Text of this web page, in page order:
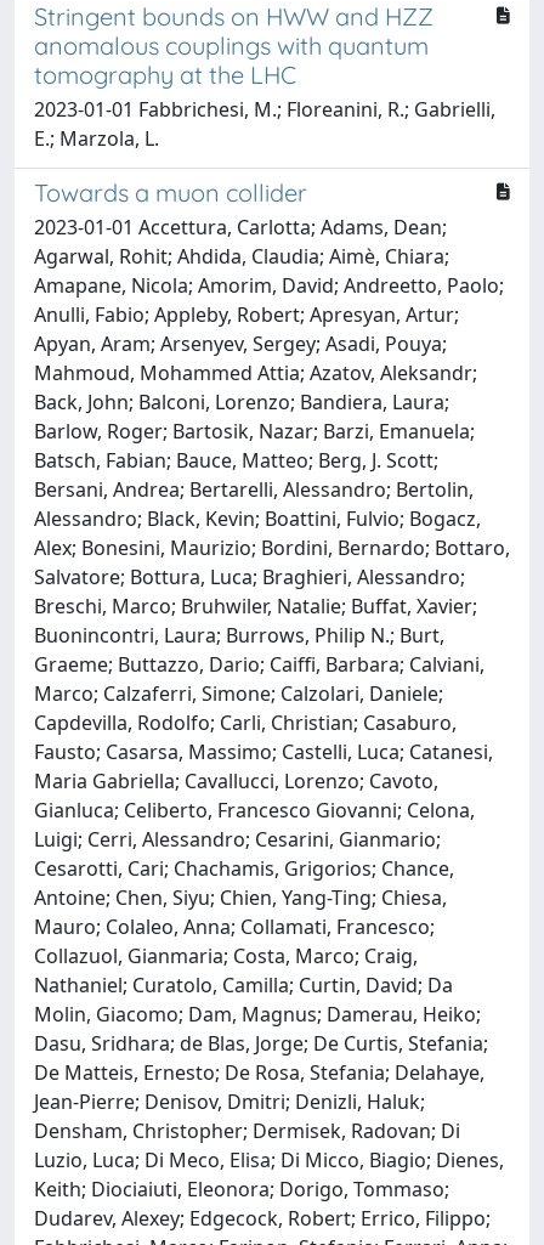
Stringent bounds on HWW and HZZ
anomalous couplings with quantum
tomography at the LHC
2023-01-01 Fabbrichesi, M.; Floreanini, R.; Gabrielli,
E.; Marzola, L.
Towards a muon collider
2023-01-01 Accettura, Carlotta; Adams, Dean;
Agarwal, Rohit; Ahdida, Claudia; Aimè, Chiara;
Amapane, Nicola; Amorim, David; Andreetto, Paolo;
Anulli, Fabio; Appleby, Robert; Apresyan, Artur;
Apyan, Aram; Arsenyev, Sergey; Asadi, Pouya;
Mahmoud, Mohammed Attia; Azatov, Aleksandr;
Back, John; Balconi, Lorenzo; Bandiera, Laura;
Barlow, Roger; Bartosik, Nazar; Barzi, Emanuela;
Batsch, Fabian; Bauce, Matteo; Berg, J. Scott;
Bersani, Andrea; Bertarelli, Alessandro; Bertolin,
Alessandro; Black, Kevin; Boattini, Fulvio; Bogacz,
Alex; Bonesini, Maurizio; Bordini, Bernardo; Bottaro,
Salvatore; Bottura, Luca; Braghieri, Alessandro;
Breschi, Marco; Bruhwiler, Natalie; Buffat, Xavier;
Buonincontri, Laura; Burrows, Philip N.; Burt,
Graeme; Buttazzo, Dario; Caiffi, Barbara; Calviani,
Marco; Calzaferri, Simone; Calzolari, Daniele;
Capdevilla, Rodolfo; Carli, Christian; Casaburo,
Fausto; Casarsa, Massimo; Castelli, Luca; Catanesi,
Maria Gabriella; Cavallucci, Lorenzo; Cavoto,
Gianluca; Celiberto, Francesco Giovanni; Celona,
Luigi; Cerri, Alessandro; Cesarini, Gianmario;
Cesarotti, Cari; Chachamis, Grigorios; Chance,
Antoine; Chen, Siyu; Chien, Yang-Ting; Chiesa,
Mauro; Colaleo, Anna; Collamati, Francesco;
Collazuol, Gianmaria; Costa, Marco; Craig,
Nathaniel; Curatolo, Camilla; Curtin, David; Da
Molin, Giacomo; Dam, Magnus; Damerau, Heiko;
Dasu, Sridhara; de Blas, Jorge; De Curtis, Stefania;
De Matteis, Ernesto; De Rosa, Stefania; Delahaye,
Jean-Pierre; Denisov, Dmitri; Denizli, Haluk;
Densham, Christopher; Dermisek, Radovan; Di
Luzio, Luca; Di Meco, Elisa; Di Micco, Biagio; Dienes,
Keith; Diociaiuti, Eleonora; Dorigo, Tommaso;
Dudarev, Alexey; Edgecock, Robert; Errico, Filippo;